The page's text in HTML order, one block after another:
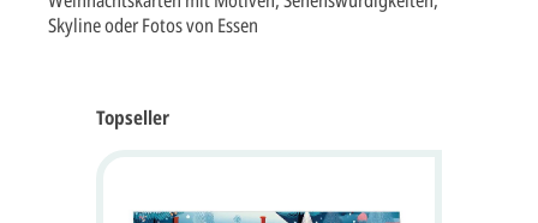
Skyline oder Fotos von Essen
Topseller